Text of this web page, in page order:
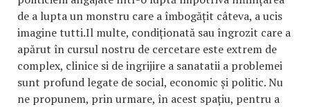
de a lupta un monstru care a îmbogățit câteva, a ucis
imagine tutti.Il multe, condiționată sau îngrozit care a
apărut în cursul nostru de cercetare este extrem de
complex, clinice si de ingrijire a sanatatii a problemei
sunt profund legate de social, economic și politic. Nu
ne propunem, prin urmare, în acest spațiu, pentru a